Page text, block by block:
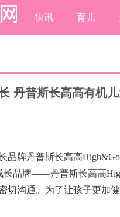
快讯 育儿
丹普斯长高高有机
品牌丹普斯长高高
长品牌——丹普斯长高高
切沟通。为了让孩子更加